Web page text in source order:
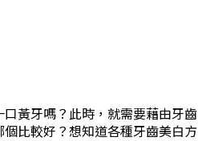
黃牙嗎？此時，就需要藉由牙齒
比較好？想知道各種牙齒美白方